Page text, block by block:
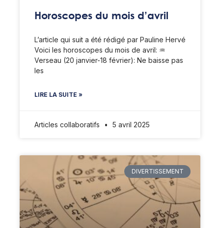
Horoscopes du mois d’avril
L’article qui suit a été rédigé par Pauline Hervé
Voici les horoscopes du mois de avril: ♒️
Verseau (20 janvier-18 février): Ne baisse pas
les
LIRE LA SUITE »
Articles collaboratifs 5 avril 2025
DIVERTISSEMENT